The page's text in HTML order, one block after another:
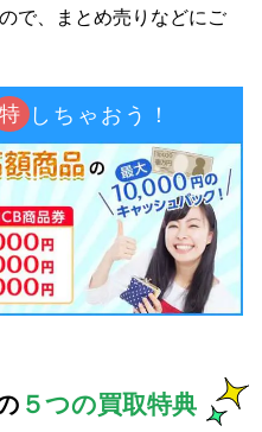
で、まとめ売りなどにご
特 しちゃおう！
５つの買取特典